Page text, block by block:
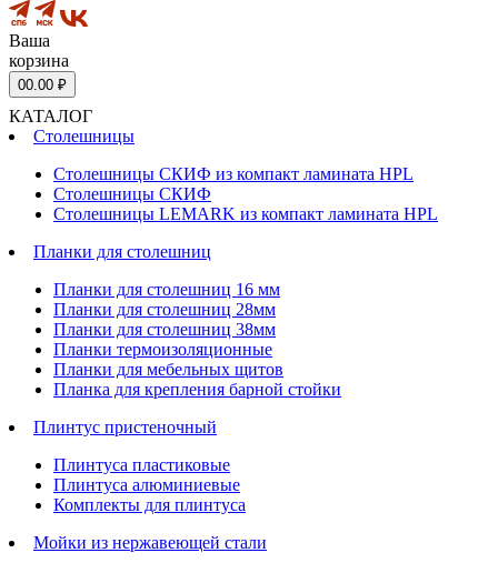
Ваша
корзина
00.00 ₽
КАТАЛОГ
Столешницы
Столешницы СКИФ из компакт ламината HPL
Столешницы СКИФ
Столешницы LEMARK из компакт ламината HPL
Планки для столешниц
Планки для столешниц 16 мм
Планки для столешниц 28мм
Планки для столешниц 38мм
Планки термоизоляционные
Планки для мебельных щитов
Планка для крепления барной стойки
Плинтус пристеночный
Плинтуса пластиковые
Плинтуса алюминиевые
Комплекты для плинтуса
Мойки из нержавеющей стали